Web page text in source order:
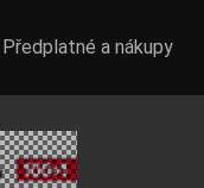
Předplatné a nákupy